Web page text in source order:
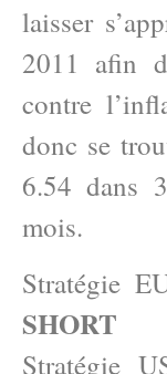
laisser
2011 afin
contre
donc se
6.54 dans
mois.
Stratégie
SHORT
Stratégie